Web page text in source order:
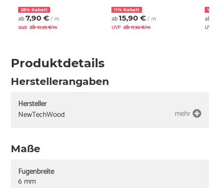
28% Rabatt
ab7,90 €/ m
statt ab10,95 €/m
11% Rabatt
ab15,90 €/ m
UVP ab17,90 €/m
10%
ab
UVP
Produktdetails
Herstellerangaben
Hersteller
NewTechWood
mehr
Maße
Fugenbreite
6 mm